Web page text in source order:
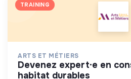
TRAINING
ARTS ET MÉTIERS
devenez expert·e en construction et
habitat durables